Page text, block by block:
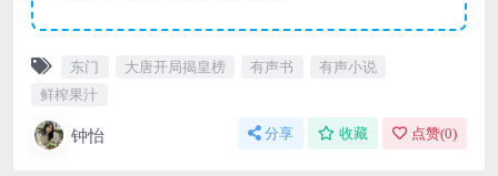
东门 大唐开局揭皇榜 有声书
有声小说
鲜榨果汁
钟怡 分享 收藏 点赞(0)